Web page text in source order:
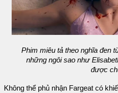
Phim miêu tả theo nghĩa đen
những ngôi sao như
được
Không thể phủ nhận Fargeat có